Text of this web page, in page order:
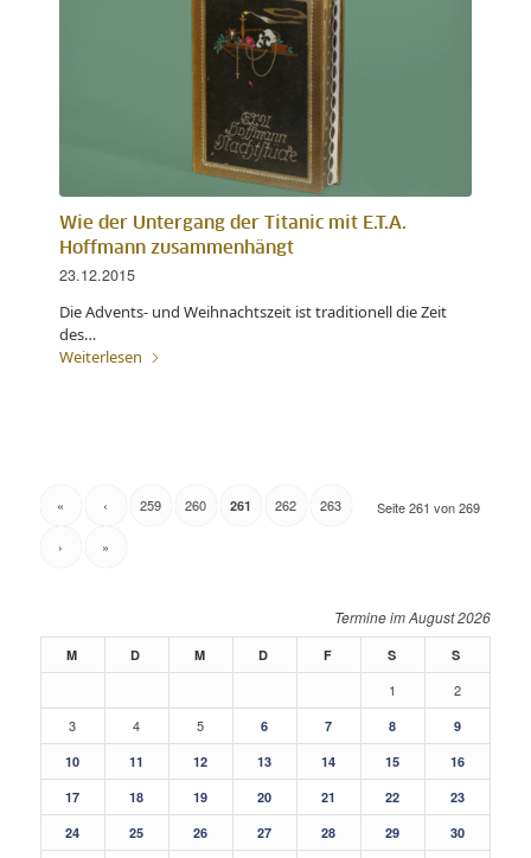
Wie der Untergang der Titanic mit E.T.A.
Hoffmann zusammenhängt
23.12.2015
Die Advents- und Weihnachtszeit ist traditionell die Zeit
des…
Weiterlesen
Seite 261 von 269
« ‹ 259 260 261 262 263
› »
August 2026
M D M D F S S
1
2
3
4 5 6 7 8
9
10
11 12 13 14 15
16
17
18 19 20 21 22
23
24
25 26 27 28 29
30